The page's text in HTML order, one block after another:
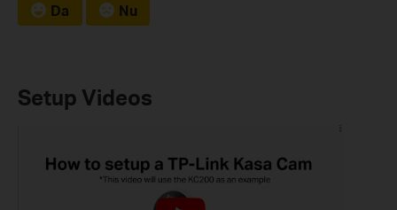
Da Nu
Setup Videos